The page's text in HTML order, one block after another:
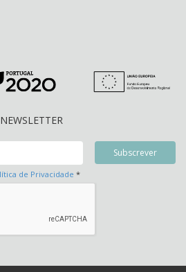
NEWSLETTER
de Privacidade *